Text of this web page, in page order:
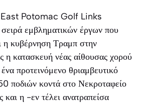
East Potomac Golf Links
σειρά εμβληματικών έργων που
η κυβέρνηση Τραμπ στην
η κατασκευή νέας αίθουσας χορού
προτεινόμενο θριαμβευτικό
ποδιών κοντά στο Νεκροταφείο
η -εν τέλει ανατραπείσα